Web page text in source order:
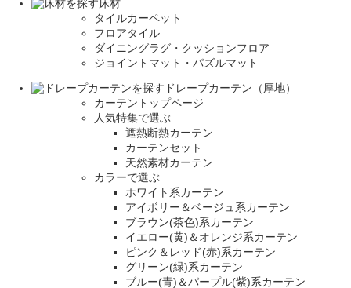
床材
タイルカーペット
フロアタイル
ダイニングラグ・クッションフロア
ジョイントマット・パズルマット
ドレープカーテン（厚地）
カーテントップページ
人気特集で選ぶ
遮熱断熱カーテン
カーテンセット
天然素材カーテン
カラーで選ぶ
ホワイト系カーテン
アイボリー＆ベージュ系カーテン
ブラウン(茶色)系カーテン
イエロー(黄)＆オレンジ系カーテン
ピンク＆レッド(赤)系カーテン
グリーン(緑)系カーテン
ブルー(青)＆パープル(紫)系カーテン